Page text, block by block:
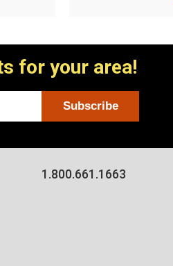
for your area!
1.800.661.1663